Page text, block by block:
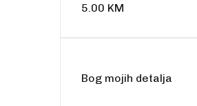
5.00 KM
Bog mojih detalja